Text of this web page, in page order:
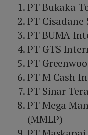
PT Bukaka
PT Cisadane
PT BUMA
PT GTS
PT
PT M Cash
PT Sinar
PT Mega
(MMLP)